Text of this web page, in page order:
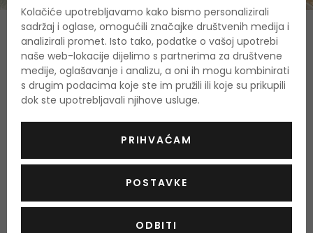
O proizvodu
OPIS
Zaštitni
Bez zaštite SPF,
OCJENA
Kolačiće upotrebljavamo kako bismo personalizirali
sadržaj i oglase, omogućili značajke društvenih medija i
analizirali promet. Isto tako, podatke o vašoj upotrebi
naše web-lokacije dijelimo s partnerima za društvene
medije, oglašavanje i analizu, a oni ih mogu kombinirati
s drugim podacima koje ste im pružili ili koje su prikupili
dok ste upotrebljavali njihove usluge.
PRIHVAĆAM
POSTAVKE
ODBITI